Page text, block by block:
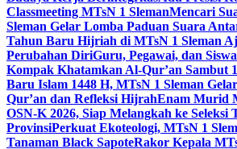
Classmeeting MTsN 1 SlemanMencari
Sleman Gelar Lomba Paduan Suara
Tahun Baru Hijriah di MTsN 1 Sleman
Perubahan DiriGuru, Pegawai, dan
Kompak Khatamkan Al-Qur’an Sambut
Baru Islam 1448 H, MTsN 1 Sleman
Qur’an dan Refleksi HijrahEnam Murid
OSN-K 2026, Siap Melangkah ke Seleksi
ProvinsiPerkuat Ekoteologi, MTsN 1
Tanaman Black SapoteRakor Kepala